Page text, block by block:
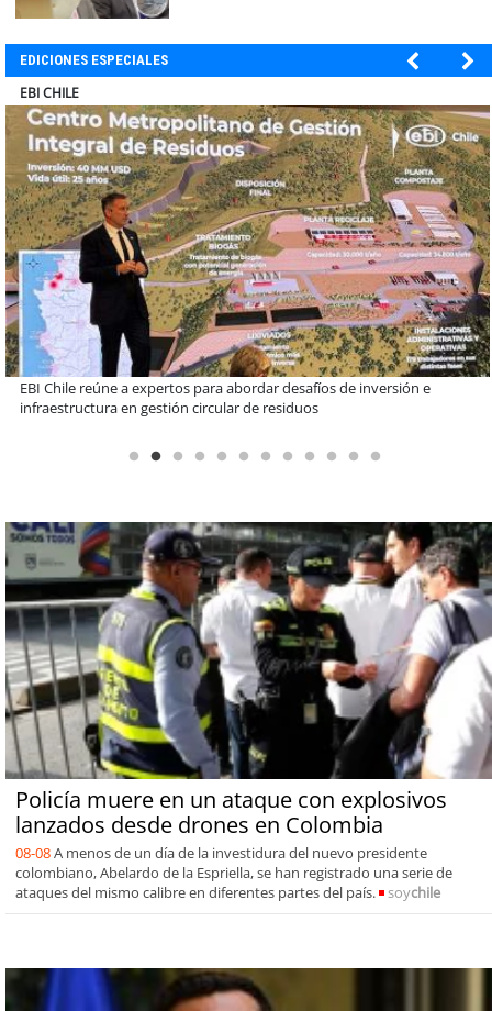
EDICIONES ESPECIALES
SOPRAVAL
Más de 1.600 alumnos han sido parte de programa Súper Sano de
Sopraval en lo que va del año
Policía muere en un ataque con explosivos
lanzados desde drones en Colombia
08-08A menos de un día de la investidura del nuevo presidente
colombiano, Abelardo de la Espriella, se han registrado una serie de
ataques del mismo calibre en diferentes partes del país.
soychile